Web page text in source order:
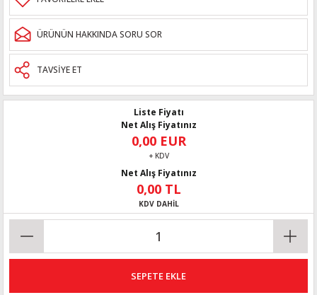
ÜRÜNÜN HAKKINDA SORU SOR
TAVSİYE ET
Liste Fiyatı
Net Alış Fiyatınız
0,00 EUR
+ KDV
Net Alış Fiyatınız
0,00 TL
KDV DAHİL
SEPETE EKLE